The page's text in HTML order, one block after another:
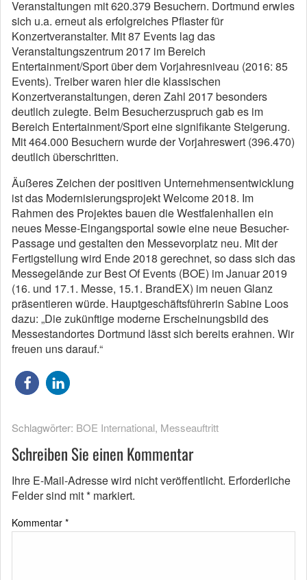
Veranstaltungen mit 620.379 Besuchern. Dortmund erwies
sich u.a. erneut als erfolgreiches Pflaster für
Konzertveranstalter. Mit 87 Events lag das
Veranstaltungszentrum 2017 im Bereich
Entertainment/Sport über dem Vorjahresniveau (2016: 85
Events). Treiber waren hier die klassischen
Konzertveranstaltungen, deren Zahl 2017 besonders
deutlich zulegte. Beim Besucherzuspruch gab es im
Bereich Entertainment/Sport eine signifikante Steigerung.
Mit 464.000 Besuchern wurde der Vorjahreswert (396.470)
deutlich überschritten.
Äußeres Zeichen der positiven Unternehmensentwicklung
ist das Modernisierungsprojekt Welcome 2018. Im
Rahmen des Projektes bauen die Westfalenhallen ein
neues Messe-Eingangsportal sowie eine neue Besucher-
Passage und gestalten den Messevorplatz neu. Mit der
Fertigstellung wird Ende 2018 gerechnet, so dass sich das
Messegelände zur Best Of Events (BOE) im Januar 2019
(16. und 17.1. Messe, 15.1. BrandEX) im neuen Glanz
präsentieren würde. Hauptgeschäftsführerin Sabine Loos
dazu: „Die zukünftige moderne Erscheinungsbild des
Messestandortes Dortmund lässt sich bereits erahnen. Wir
freuen uns darauf.“
Schlagwörter: BOE International, Messeauftritt
Schreiben Sie einen Kommentar
Ihre E-Mail-Adresse wird nicht veröffentlicht. Erforderliche
Felder sind mit* markiert.
Kommentar *